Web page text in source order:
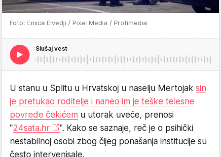
Foto: Emica Elvedji / Pixel Media / Profimedia
Slušaj vest
U stanu u Splitu u Hrvatskoj u naselju Mertojak sin
je pretukao roditelje i naneo im je teške telesne
povrede čekićem u utorak uveče, prenosi
"24sata.hr
". Kako se saznaje, reč je o psihički
nestabilnoj osobi zbog čijeg ponašanja institucije su
često intervenisale.